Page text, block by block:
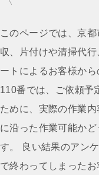
ナ
ビ
ゲ
ー
シ
ョ
ン
このページでは、京
収、片付けや清掃代
ートによるお客様か
110番では、ご依頼予
ために、実際の作業
に沿った作業可能か
す。 良い結果のアン
で終わってしまったお